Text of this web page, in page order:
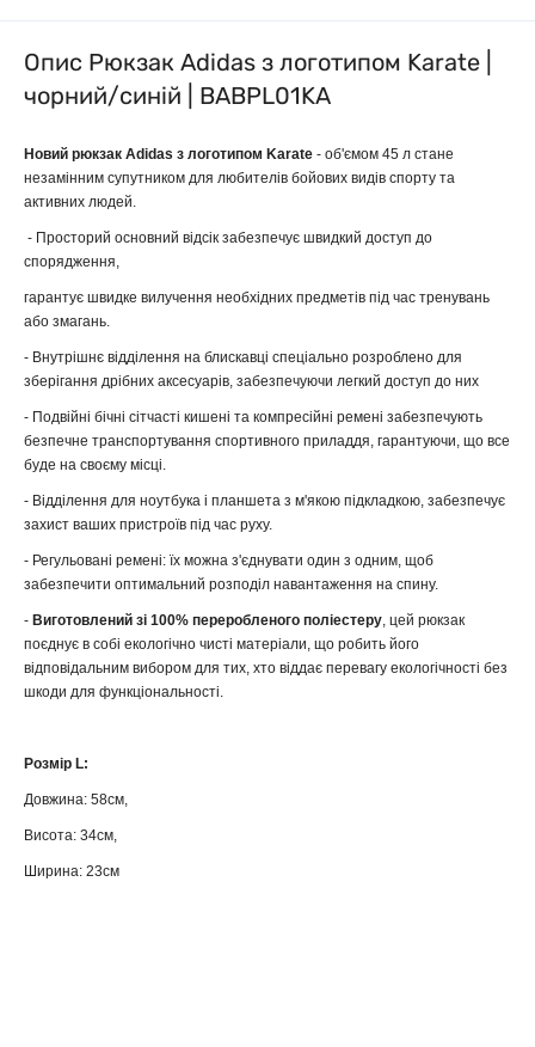
Опис Рюкзак Adidas з логотипом Karate |
чорний/синій | BABPL01KA
Новий рюкзак Adidas з логотипом Karate - об'ємом 45 л стане
незамінним супутником для любителів бойових видів спорту та
активних людей.
- Просторий основний відсік забезпечує швидкий доступ до
спорядження,
гарантує швидке вилучення необхідних предметів під час тренувань
або змагань.
- Внутрішнє відділення на блискавці спеціально розроблено для
зберігання дрібних аксесуарів, забезпечуючи легкий доступ до них
- Подвійні бічні сітчасті кишені та компресійні ремені забезпечують
безпечне транспортування спортивного приладдя, гарантуючи, що все
буде на своєму місці.
- Відділення для ноутбука і планшета з м'якою підкладкою, забезпечує
захист ваших пристроїв під час руху.
- Регульовані ремені: їх можна з'єднувати один з одним, щоб
забезпечити оптимальний розподіл навантаження на спину.
- Виготовлений зі 100% переробленого поліестеру, цей рюкзак
поєднує в собі екологічно чисті матеріали, що робить його
відповідальним вибором для тих, хто віддає перевагу екологічності без
шкоди для функціональності.
Розмір L:
Довжина: 58см,
Висота: 34см,
Ширина: 23см